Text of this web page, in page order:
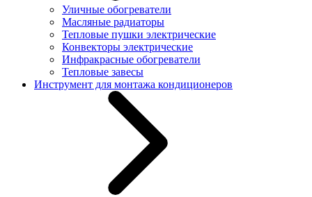
Уличные обогреватели
Масляные радиаторы
Тепловые пушки электрические
Конвекторы электрические
Инфракрасные обогреватели
Тепловые завесы
Инструмент для монтажа кондиционеров